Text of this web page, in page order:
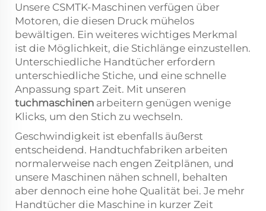
Unsere CSMTK-Maschinen verfügen über
Motoren, die diesen Druck mühelos
bewältigen. Ein weiteres wichtiges Merkmal
ist die Möglichkeit, die Stichlänge einzustellen.
Unterschiedliche Handtücher erfordern
unterschiedliche Stiche, und eine schnelle
Anpassung spart Zeit. Mit unseren
tuchmaschinen arbeitern genügen wenige
Klicks, um den Stich zu wechseln.
Geschwindigkeit ist ebenfalls äußerst
entscheidend. Handtuchfabriken arbeiten
normalerweise nach engen Zeitplänen, und
unsere Maschinen nähen schnell, behalten
aber dennoch eine hohe Qualität bei. Je mehr
Handtücher die Maschine in kurzer Zeit